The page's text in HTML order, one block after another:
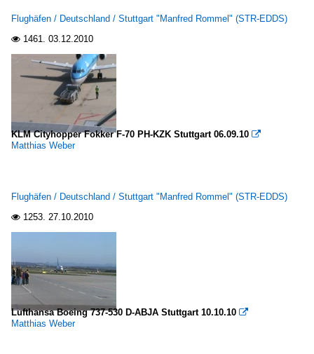
Flughäfen / Deutschland / Stuttgart "Manfred Rommel" (STR-EDDS)
 1461. 03.12.2010
KLM Cityhopper Fokker F-70 PH-KZK Stuttgart 06.09.10 
Matthias Weber
Flughäfen / Deutschland / Stuttgart "Manfred Rommel" (STR-EDDS)
 1253. 27.10.2010
Lufthansa Boeing 737-530 D-ABJA Stuttgart 10.10.10 
Matthias Weber